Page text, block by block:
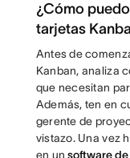
¿Cómo
tarjetas
Antes de
Kanban, analiza
que necesitan
Además, ten en
gerente de
vistazo. Una vez
en unsoftware